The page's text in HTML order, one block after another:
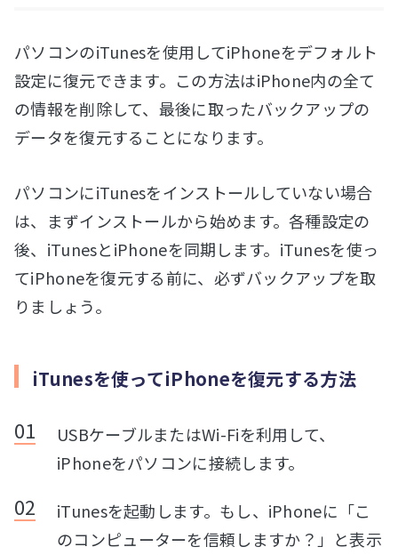
パソコンのiTunesを使用してiPhoneをデフォルト
設定に復元できます。この方法はiPhone内の全て
の情報を削除して、最後に取ったバックアップの
データを復元することになります。
パソコンにiTunesをインストールしていない場合
は、まずインストールから始めます。各種設定の
後、iTunesとiPhoneを同期します。iTunesを使っ
てiPhoneを復元する前に、必ずバックアップを取
りましょう。
iTunesを使ってiPhoneを復元する方法
USBケーブルまたはWi-Fiを利用して、
iPhoneをパソコンに接続します。
iTunesを起動します。もし、iPhoneに「こ
のコンピューターを信頼しますか？」と表示